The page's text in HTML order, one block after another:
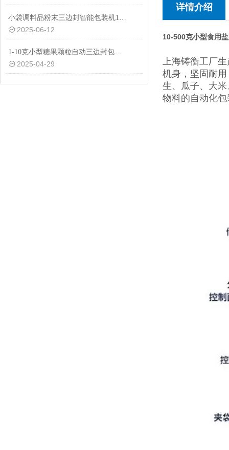
小袋调料品粉末三边封智能包装机1-50克
2025-06-12
1-10克小型糖果颗粒自动三边封包装机品牌
2025-04-29
详情介绍
10-500克小型食用
上海铸衡工厂
机身，坚固耐
生、瓜子、大
物料的自动化包